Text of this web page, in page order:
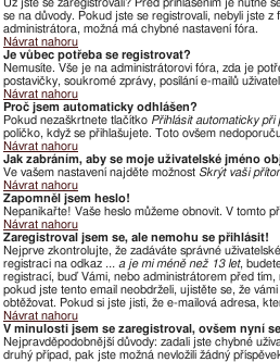
Už jste se zaregistrovali? Před přihlášením je nutné
se na důvody. Pokud jste se registrovali, nebyli jste
administrátora, možná má chybné nastavení fóra.
Návrat nahoru
Je vůbec potřeba se registrovat?
Nemusíte. Vše je na administrátorovi fóra, zda je
postavičky, soukromé zprávy, posílání e-mailů
Návrat nahoru
Proč jsem automaticky odhlášen?
Pokud nezaškrtnete tlačítko Přihlásit automaticky při
políčko, když se přihlašujete. Toto ovšem
Návrat nahoru
Jak zabráním, aby se moje uživatelské jméno
Ve vašem nastavení najděte možnost Skrýt vaši
Návrat nahoru
Zapomněl jsem heslo!
Nepanikařte! Vaše heslo můžeme obnovit. V tomto
Návrat nahoru
Zaregistroval jsem se, ale nemohu se přihlásit!
Nejprve zkontrolujte, že zadáváte správné
registraci na odkaz ... a je mi méně než 13 let,
registrací, buď Vámi, nebo administrátorem před
pokud jste tento email neobdrželi, ujistěte se, že
obtěžovat. Pokud si jste jisti, že e-mailová adresa,
Návrat nahoru
V minulosti jsem se zaregistroval, ovšem nyní
Nejpravděpodobnější důvody: zadali jste chybné
druhý případ, pak jste možná nevložili žádný